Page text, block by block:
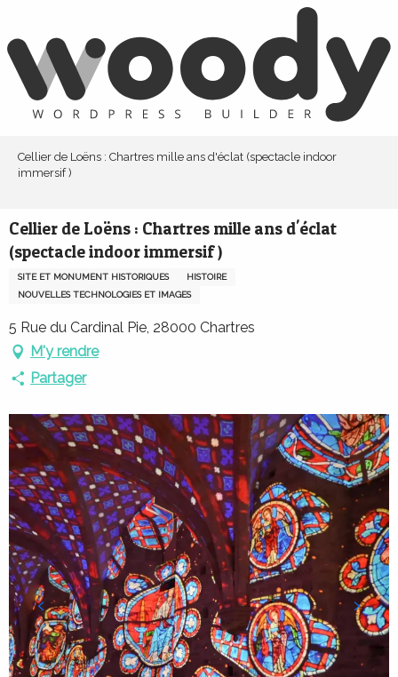
contenu
principal
Cellier de Loëns : Chartres mille ans d'éclat (spectacle indoor
immersif )
Cellier de Loëns : Chartres mille ans d'éclat
(spectacle indoor immersif )
SITE ET MONUMENT HISTORIQUES
HISTOIRE
NOUVELLES TECHNOLOGIES ET IMAGES
5 Rue du Cardinal Pie, 28000 Chartres
M'y rendre
Partager